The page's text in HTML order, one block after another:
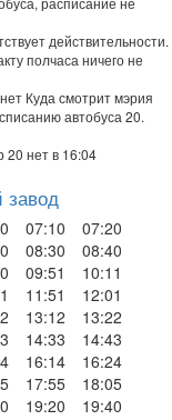
действительности.
полчаса ничего не
Куда смотрит мэрия
автобуса 20.
20 нет в 16:04
07:10
07:20
08:30
08:40
09:51
10:11
11:51
12:01
13:12
13:22
14:33
14:43
16:14
16:24
17:55
18:05
19:20
19:40